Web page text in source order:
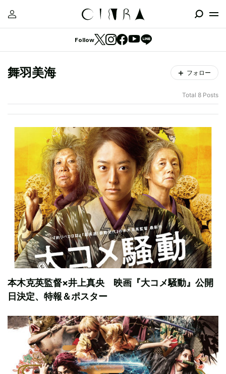
Follow
舞羽美海 フォロー
Total 8 Posts
本木克英監督×井上真央 映画『大コメ騒動』公開
日決定、特報＆ポスター